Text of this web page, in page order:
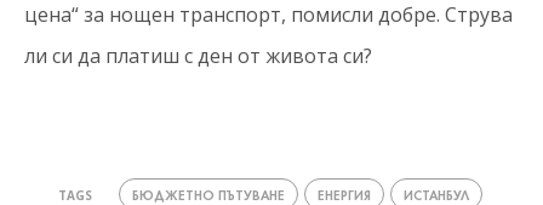
цена“ за нощен транспорт, помисли добре. Струва
ли си да платиш с ден от живота си?
TAGS БЮДЖЕТНО ПЪТУВАНЕ ЕНЕРГИЯ ИСТАНБУЛ